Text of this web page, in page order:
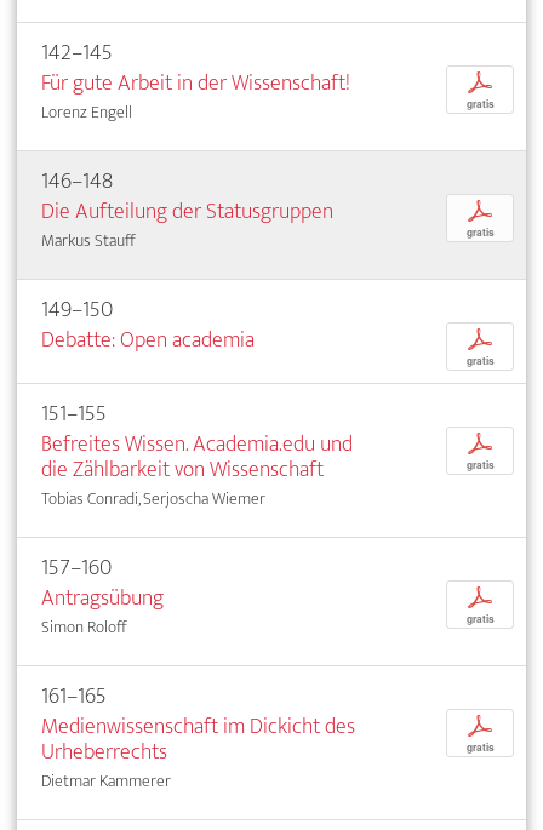
142–145
Für gute Arbeit in der Wissenschaft!
Lorenz Engell
p
gratis
146–148
Die Aufteilung der Statusgruppen
Markus Stauff
p
gratis
149–150
Debatte: Open academia
p
gratis
151–155
Befreites Wissen. Academia.edu und
die Zählbarkeit von Wissenschaft
Tobias Conradi, Serjoscha Wiemer
p
gratis
157–160
Antragsübung
Simon Roloff
p
gratis
161–165
Medienwissenschaft im Dickicht des
Urheberrechts
Dietmar Kammerer
p
gratis